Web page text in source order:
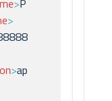
>P
>
>ap